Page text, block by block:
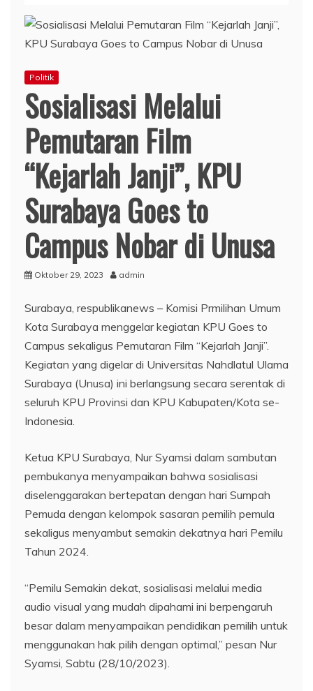
Politik
Sosialisasi Melalui
Pemutaran Film
“Kejarlah Janji”, KPU
Surabaya Goes to
Campus Nobar di Unusa
Oktober 29, 2023 admin
Surabaya, respublikanews – Komisi Prmilihan Umum
Kota Surabaya menggelar kegiatan KPU Goes to
Campus sekaligus Pemutaran Film “Kejarlah Janji”.
Kegiatan yang digelar di Universitas Nahdlatul Ulama
Surabaya (Unusa) ini berlangsung secara serentak di
seluruh KPU Provinsi dan KPU Kabupaten/Kota se-
Indonesia.
Ketua KPU Surabaya, Nur Syamsi dalam sambutan
pembukanya menyampaikan bahwa sosialisasi
diselenggarakan bertepatan dengan hari Sumpah
Pemuda dengan kelompok sasaran pemilih pemula
sekaligus menyambut semakin dekatnya hari Pemilu
Tahun 2024.
“Pemilu Semakin dekat, sosialisasi melalui media
audio visual yang mudah dipahami ini berpengaruh
besar dalam menyampaikan pendidikan pemilih untuk
menggunakan hak pilih dengan optimal,” pesan Nur
Syamsi, Sabtu (28/10/2023).